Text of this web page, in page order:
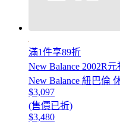
滿1件享89折
New Balance 2002R元
New Balance 紐巴倫
$3,097
(售價已折)
$3,480